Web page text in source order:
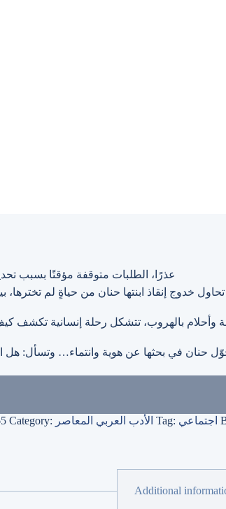
عذرًا، الطلبات متوقفة مؤقتًا بسبب
حنان في بحثها عن هوية وانتماء… وتسأل: هل
Category: الأدب العربي المعاصر Tag: اجتماعي
Additional